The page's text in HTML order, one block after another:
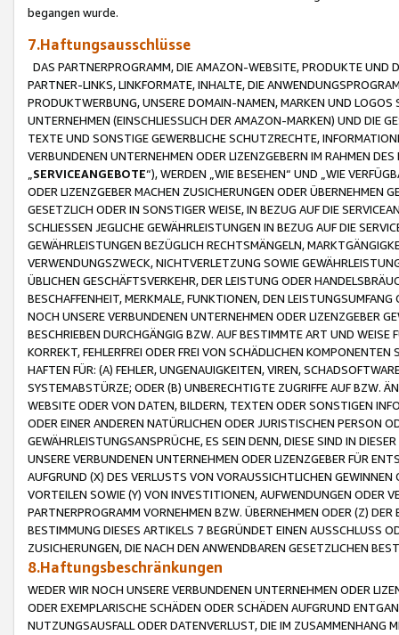
begangen wurde.
7.Haftungsausschlüsse
DAS PARTNERPROGRAMM, DIE AMAZON-WEBSITE, PRODUKTE UND
PARTNER-LINKS, LINKFORMATE, INHALTE, DIE
PRODUKTWERBUNG, UNSERE DOMAIN-NAMEN, MARKEN UND
UNTERNEHMEN (EINSCHLIESSLICH DER AMAZON-MARKEN) UND DIE
TEXTE UND SONSTIGE GEWERBLICHE SCHUTZRECHTE,
VERBUNDENEN UNTERNEHMEN ODER LIZENZGEBERN IM RAHMEN
SERVICEANGEBOTE“), WERDEN „WIE BESEHEN“ UND „WIE
ODER LIZENZGEBER MACHEN ZUSICHERUNGEN ODER ÜBERNEHMEN
GESETZLICH ODER IN SONSTIGER WEISE, IN BEZUG AUF DIE
SCHLIESSEN JEGLICHE GEWÄHRLEISTUNGEN IN BEZUG AUF DIE
GEWÄHRLEISTUNGEN BEZÜGLICH RECHTSMÄNGELN,
VERWENDUNGSZWECK, NICHTVERLETZUNG SOWIE
ÜBLICHEN GESCHÄFTSVERKEHR, DER LEISTUNG ODER
BESCHAFFENHEIT, MERKMALE, FUNKTIONEN, DEN
NOCH UNSERE VERBUNDENEN UNTERNEHMEN ODER LIZENZGEBER
BESCHRIEBEN DURCHGÄNGIG BZW. AUF BESTIMMTE ART UND
KORREKT, FEHLERFREI ODER FREI VON SCHÄDLICHEN
HAFTEN FÜR: (A) FEHLER, UNGENAUIGKEITEN, VIREN,
SYSTEMABSTÜRZE; ODER (B) UNBERECHTIGTE ZUGRIFFE AUF BZW.
WEBSITE ODER VON DATEN, BILDERN, TEXTEN ODER SONSTIGEN
ODER EINER ANDEREN NATÜRLICHEN ODER JURISTISCHEN PERSON
GEWÄHRLEISTUNGSANSPRÜCHE, ES SEIN DENN, DIESE SIND IN
UNSERE VERBUNDENEN UNTERNEHMEN ODER LIZENZGEBER FÜR
AUFGRUND (X) DES VERLUSTS VON VORAUSSICHTLICHEN
VORTEILEN SOWIE (Y) VON INVESTITIONEN, AUFWENDUNGEN ODER
PARTNERPROGRAMM VORNEHMEN BZW. ÜBERNEHMEN ODER (Z)
BESTIMMUNG DIESES ARTIKELS 7 BEGRÜNDET EINEN AUSSCHLUSS
ZUSICHERUNGEN, DIE NACH DEN ANWENDBAREN GESETZLICHEN
8.Haftungsbeschränkungen
WEDER WIR NOCH UNSERE VERBUNDENEN UNTERNEHMEN ODER
ODER EXEMPLARISCHE SCHÄDEN ODER SCHÄDEN AUFGRUND
NUTZUNGSAUSFALL ODER DATENVERLUST, DIE IM ZUSAMMENHANG